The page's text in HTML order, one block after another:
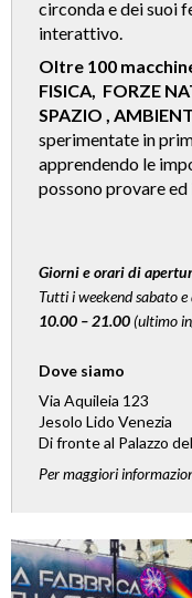
circonda e dei suoi
interattivo.
Oltre 100
FISICA, FORZE
SPAZIO ,
sperimentate in
apprendendo le
possono provare
Giorni e orari di
Tutti i weekend sabato e
10.00 – 21.00(ultimo
Dove siamo
Via Aquileia 123
Jesolo Lido Venezia
Di fronte al Palazzo
Per maggiori